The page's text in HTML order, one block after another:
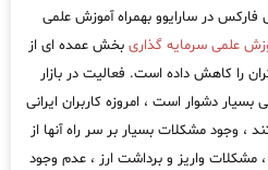
فارکس در سارایوو بهمراه آموزش علمی
علمی سرمایه گذاری بخش عمده ای از
را کاهش داده است. فعالیت در بازار
دشوار است ، امروزه کاربران ایرانی
، وجود مشکلات بسیار بر سر راه آنها از
، مشکلات واریز و برداشت ارز ، عدم وجود